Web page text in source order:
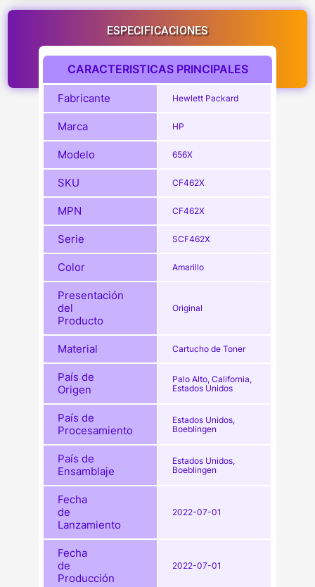
ESPECIFICACIONES
CARACTERISTICAS PRINCIPALES
Fabricante Hewlett Packard
Marca HP
Modelo 656X
SKU CF462X
MPN CF462X
Serie SCF462X
Color Amarillo
Presentación
del
Producto
Original
Material Cartucho de Toner
País de
Origen
Palo Alto, California,
Estados Unidos
País de
Procesamiento
Estados Unidos,
Boeblingen
País de
Ensamblaje
Estados Unidos,
Boeblingen
Fecha
de
Lanzamiento
2022-07-01
Fecha
de
Producción
2022-07-01